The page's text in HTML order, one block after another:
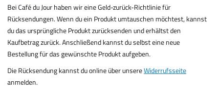
Bei Café du Jour haben wir eine Geld-zurück-Richtlinie für
Rücksendungen. Wenn du ein Produkt umtauschen möchtest, kannst
du das ursprüngliche Produkt zurücksenden und erhältst den
Kaufbetrag zurück. Anschließend kannst du selbst eine neue
Bestellung für das gewünschte Produkt aufgeben.
Die Rücksendung kannst du online über unsereWiderrufsseite
anmelden.